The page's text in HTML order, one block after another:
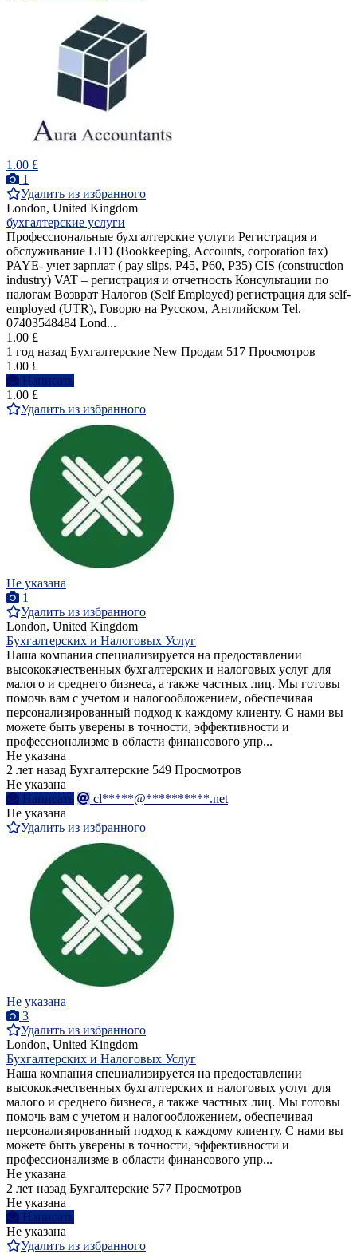
1.00 £
1
Удалить из избранного
London, United Kingdom
бухгалтерские услуги
Профессиональные бухгалтерские услуги Регистрация и
обслуживание LTD (Bookkeeping, Accounts, corporation tax)
PAYE- учет зарплат ( pay slips, P45, P60, P35) CIS (construction
industry) VAT – регистрация и отчетность Консультации по
налогам Возврат Налогов (Self Employed) регистрация для self-
employed (UTR), Говорю на Pусcком, Английском Tel.
07403548484 Lond...
1.00 £
1 год назад Бухгалтерские New Продам 517 Просмотров
1.00 £
Написать
1.00 £
Удалить из избранного
Не указана
1
Удалить из избранного
London, United Kingdom
Бухгалтерских и Налоговых Услуг
Наша компания специализируется на предоставлении
высококачественных бухгалтерских и налоговых услуг для
малого и среднего бизнеса, а также частных лиц. Мы готовы
помочь вам с учетом и налогообложением, обеспечивая
персонализированный подход к каждому клиенту. С нами вы
можете быть уверены в точности, эффективности и
профессионализме в области финансового упр...
Не указана
2 лет назад Бухгалтерские 549 Просмотров
Не указана
Написать
cl*****@**********.net
Не указана
Удалить из избранного
Не указана
3
Удалить из избранного
London, United Kingdom
Бухгалтерских и Налоговых Услуг
Наша компания специализируется на предоставлении
высококачественных бухгалтерских и налоговых услуг для
малого и среднего бизнеса, а также частных лиц. Мы готовы
помочь вам с учетом и налогообложением, обеспечивая
персонализированный подход к каждому клиенту. С нами вы
можете быть уверены в точности, эффективности и
профессионализме в области финансового упр...
Не указана
2 лет назад Бухгалтерские 577 Просмотров
Не указана
Написать
Не указана
Удалить из избранного